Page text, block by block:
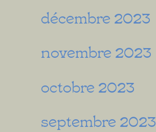
décembre 2023
novembre 2023
octobre 2023
septembre 2023